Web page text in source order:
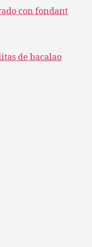
con fondant
de bacalao